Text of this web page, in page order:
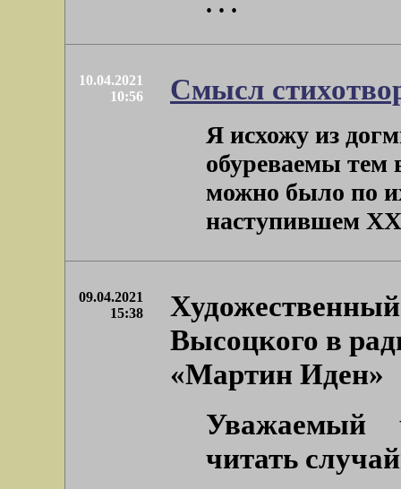
10.04.2021
10:56
Смысл
Я исхожу из
обуреваемы тем
можно было по
наступившем ХХ
09.04.2021
15:38
Высоцкого в
«Мартин Иден»
Уважаемый
читать